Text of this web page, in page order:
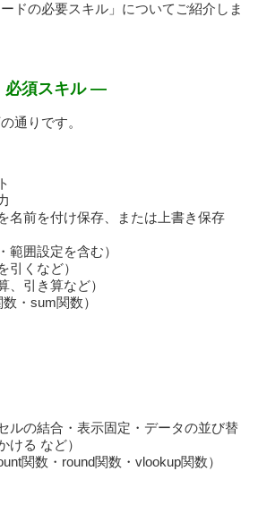
ドの必要スキル」についてご紹介しま
必須スキル —
通りです。
名前を付け保存、または上書き保存
範囲設定を含む）
引くなど）
、引き算など）
・sum関数）
ルの結合・表示固定・データの並び替
ける など）
関数・round関数・vlookup関数）